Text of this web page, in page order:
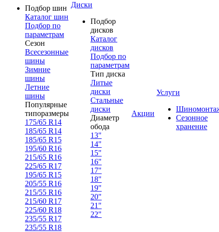
Подбор шин
Каталог шин
Подбор по
параметрам
Сезон
Всесезонные
шины
Зимние
шины
Летние
шины
Популярные
типоразмеры
175/65 R14
185/65 R14
185/65 R15
195/60 R16
215/65 R16
225/65 R17
195/65 R15
205/55 R16
215/55 R16
215/60 R17
225/60 R18
235/55 R17
235/55 R18
Диски
Подбор
дисков
Каталог
дисков
Подбор по
параметрам
Тип диска
Литые
диски
Стальные
диски
Диаметр
обода
13"
14"
15"
16"
17"
18"
19"
20"
21"
22"
Акции
Услуги
Сезонное
хранение